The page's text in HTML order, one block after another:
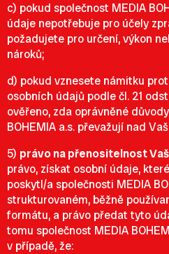
c) pokud společnost MEDIA
údaje nepotřebuje pro účely
požadujete pro určení, výkon
nároků;
d) pokud vznesete námitku
osobních údajů podle čl. 21
ověřeno, zda oprávněné
BOHEMIA a.s. převažují nad
5) právo na přenositelnost
právo, získat osobní údaje,
poskytl/a společnosti MEDIA
strukturovaném, běžně
formátu, a právo předat tyto
tomu společnost MEDIA
v případě, že: